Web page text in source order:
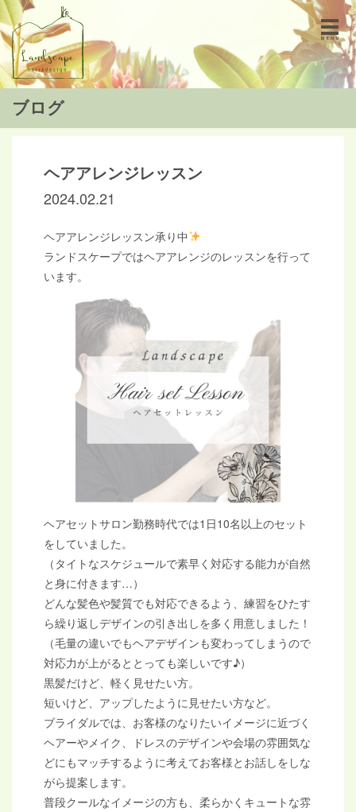
ブログ
ヘアアレンジレッスン
2024.02.21
ヘアアレンジレッスン承り中
ランドスケープではヘアアレンジのレッスンを行って
います。
ヘアセットサロン勤務時代では1日10名以上のセット
をしていました。
（タイトなスケジュールで素早く対応する能力が自然
と身に付きます…）
どんな髪色や髪質でも対応できるよう、練習をひたす
ら繰り返しデザインの引き出しを多く用意しました！
（毛量の違いでもヘアデザインも変わってしまうので
対応力が上がるととっても楽しいです♪）
黒髪だけど、軽く見せたい方。
短いけど、アップしたように見せたい方など。
ブライダルでは、お客様のなりたいイメージに近づく
ヘアーやメイク、ドレスのデザインや会場の雰囲気な
どにもマッチするように考えてお客様とお話しをしな
がら提案します。
普段クールなイメージの方も、柔らかくキュートな雰